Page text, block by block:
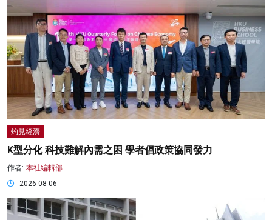
灼見經濟
K型分化 科技難解內需之困 學者倡政策協同發力
作者: 本社編輯部
2026-08-06